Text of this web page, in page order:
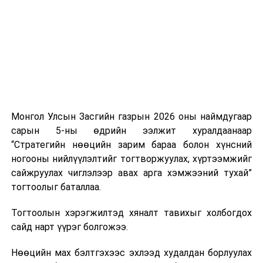
“Газрын тосны бүтээгдэхүүний хомсдолоос
сэргийлэх талаар авах зарим арга хэмжээний тухай”
Засгийн газрын тогтоолоор бүх төрлийн шатахууны
импортын гаалийн албан татварыг 2027 оны
хоёрдугаар сарын 1 хүртэл тэг хувиар тогтоолоо.
Мөн газрын тосны бүтээгдэхүүн, шатахууныг хилээр
шуурхай нэвтрүүлэх, тээвэрлэх, буулгах, гадаад
хөнгөвчлөх, шаардлага хангасан зөвшөөрлийн
Монгол Улсын Засгийн газрын 2026 оны наймдугаар
сарын 5-ны өдрийн ээлжит хуралдаанаар
“Стратегийн нөөцийн зарим бараа болон хүнсний
ногооны нийлүүлэлтийг тогтворжуулах, хүртээмжийг
сайжруулах чиглэлээр авах арга хэмжээний тухай”
тогтоолыг баталлаа.
Тогтоолын хэрэгжилтэд хяналт тавихыг холбогдох
сайд нарт үүрэг болгожээ.
Нөөцийн мах бэлтгэхээс эхлээд худалдан борлуулах